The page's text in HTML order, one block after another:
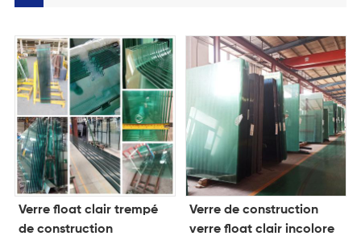
Verre float clair trempé
de construction
Verre de construction
verre float clair incolore